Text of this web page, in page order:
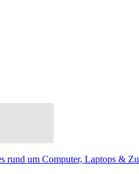
rund um Computer, Laptops &